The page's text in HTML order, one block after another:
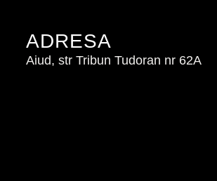
ADRESA
Aiud, str Tribun Tudoran nr 62A